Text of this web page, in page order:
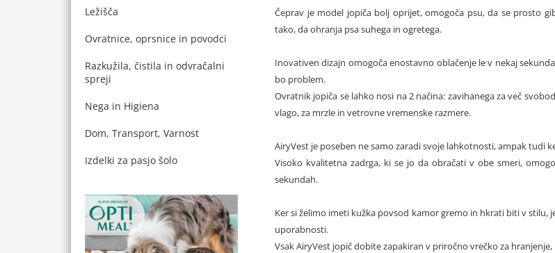
Ležišča
Ovratnice, oprsnice in povodci
Razkužila, čistila in odvračalni
spreji
Nega in Higiena
Dom, Transport, Varnost
Izdelki za pasjo šolo
Čeprav je model jopiča bolj oprijet, omogoča psu, da se prosto
tako, da ohranja psa suhega in ogretega.
Inovativen dizajn omogoča enostavno oblačenje le v nekaj
bo problem.
Ovratnik jopiča se lahko nosi na 2 načina: zavihanega za več
vlago, za mrzle in vetrovne vremenske razmere.
AiryVest je poseben ne samo zaradi svoje lahkotnosti, ampak tudi
Visoko kvalitetna zadrga, ki se jo da obračati v obe smeri,
sekundah.
Ker si želimo imeti kužka povsod kamor gremo in hkrati biti v
uporabnosti.
Vsak AiryVest jopič dobite zapakiran v priročno vrečko za